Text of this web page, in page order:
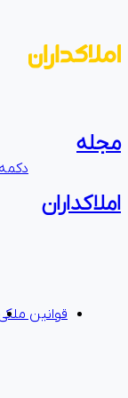
مجله
املاکداران
قوانین